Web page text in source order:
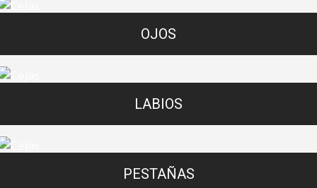
OJOS
LABIOS
PESTAÑAS